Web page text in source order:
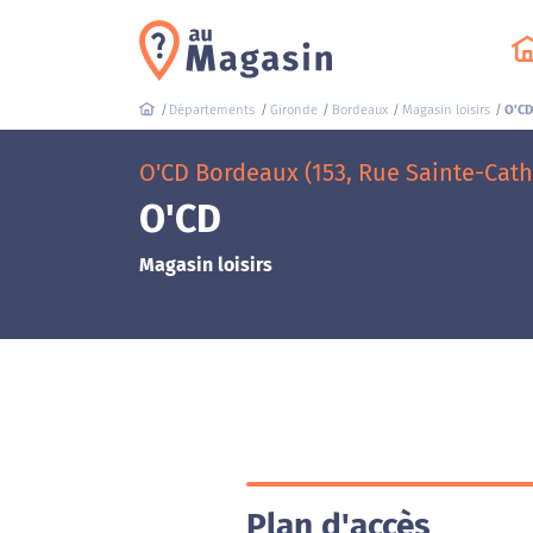
Départements Gironde Bordeaux Magasin loisirs O'CD
O'CD Bordeaux (153, Rue Sainte-
O'CD
Magasin loisirs